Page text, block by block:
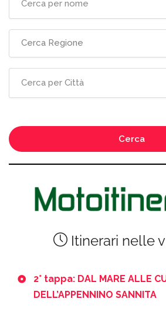
Cerca Regione
Cerca
Itinerari nelle
2° tappa: DAL MARE ALLE
DELL’APPENNINO SANNITA